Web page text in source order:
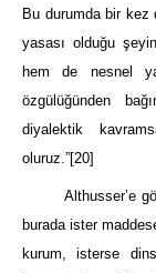
Bu durumda bir kez
yasası olduğu
hem de nesnel
özgülüğünden
diyalektik
oluruz.”[20]
Althusser’e
burada ister
kurum, isterse